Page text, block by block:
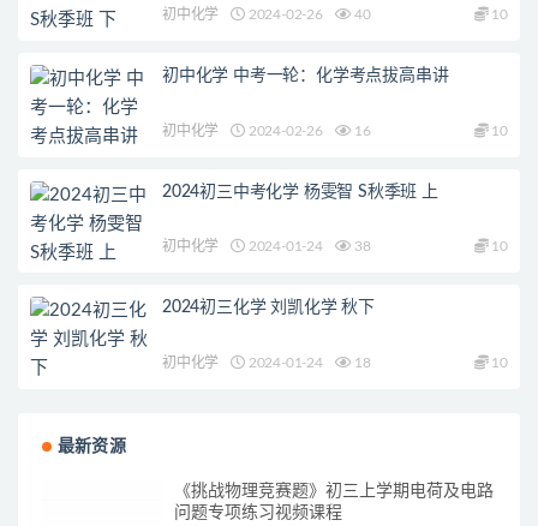
初中化学 2024-02-26 40 10
初中化学 中考一轮：化学考点拔高串讲
初中化学 2024-02-26 16 10
2024初三中考化学 杨雯智 S秋季班 上
初中化学 2024-01-24 38 10
2024初三化学 刘凯化学 秋下
初中化学 2024-01-24 18 10
最新资源
《挑战物理竞赛题》初三上学期电荷及电路
问题专项练习视频课程